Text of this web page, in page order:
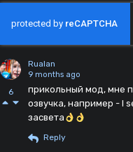
6
Rualan
9 months ago
прикольный мод, мне
озвучка, например - I
засвета
Reply